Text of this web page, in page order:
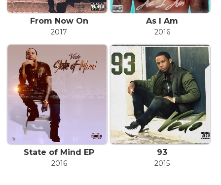
From Now On
2017
As I Am
2016
State of Mind EP
2016
93
2015